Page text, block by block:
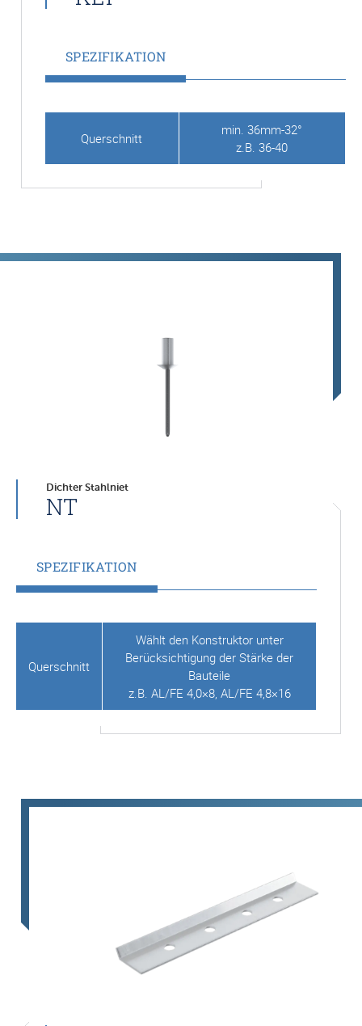
SPEZIFIKATION
Querschnitt
min. 36mm-32°
z.B. 36-40
Dichter Stahlniet
NT
SPEZIFIKATION
Querschnitt
Wählt den Konstruktor unter
Berücksichtigung der Stärke der
Bauteile
z.B. AL/FE 4,0×8, AL/FE 4,8×16